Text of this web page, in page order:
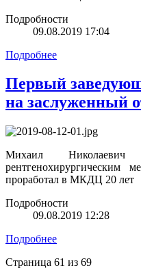
Подробности
09.08.2019 17:04
Подробнее
Первый
на заслуженный
Михаил
рентгенохирургическим
проработал в МКДЦ 20 лет
Подробности
09.08.2019 12:28
Подробнее
Страница 61 из 69